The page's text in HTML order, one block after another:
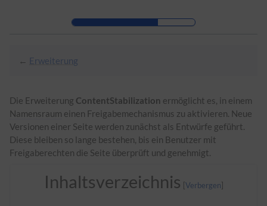
Zur Hauptnavigation
← Erweiterung
Die Erweiterung ContentStabilization ermöglicht es, in einem
Namensraum einen Freigabemechanismus zu aktivieren. Neue
Versionen einer Seite werden zunächst als Entwürfe geführt.
Diese bleiben so lange bestehen, bis ein Benutzer mit
Freigaberechten die Seite überprüft und genehmigt.
Inhaltsverzeichnis